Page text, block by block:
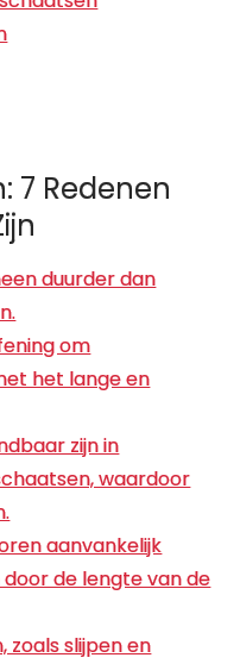
7 Redenen
duurder dan
om
het lange en
zijn in
waardoor
aanvankelijk
de lengte van de
zoals slijpen en